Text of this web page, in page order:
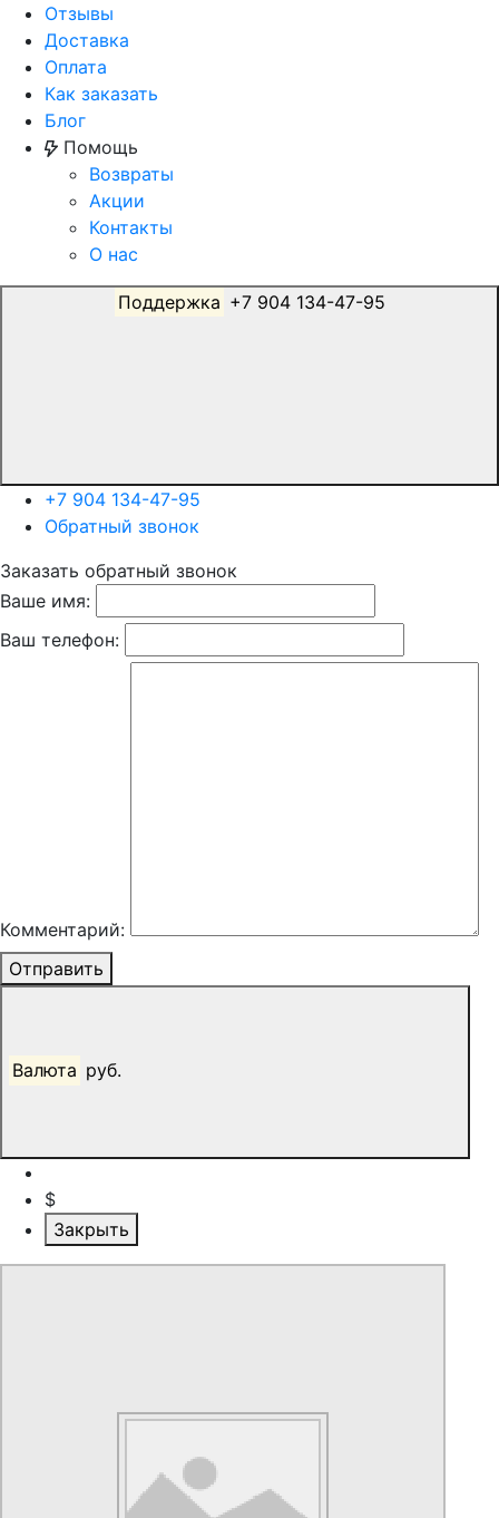
Отзывы
Доставка
Оплата
Как заказать
Блог
Помощь
Возвраты
Акции
Контакты
О нас
Поддержка
+7 904 134-47-95
Обратный звонок
Заказать обратный звонок
Ваше имя:
Ваш телефон:
Комментарий:
Отправить
Валюта руб.
$
Закрыть